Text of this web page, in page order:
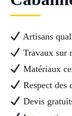
Artisans
Travaux sur
Matériaux
Respect des
Devis